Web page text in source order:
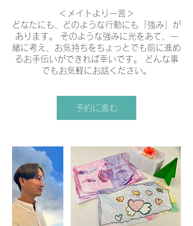
＜メイトより一言＞
どなたにも、どのような行動にも「強み」が
あります。 そのような強みに光をあて、一
緒に考え、お気持ちをちょっとでも前に進め
るお手伝いができれば幸いです。 どんな事
でもお気軽にお話ください。
予約に進む